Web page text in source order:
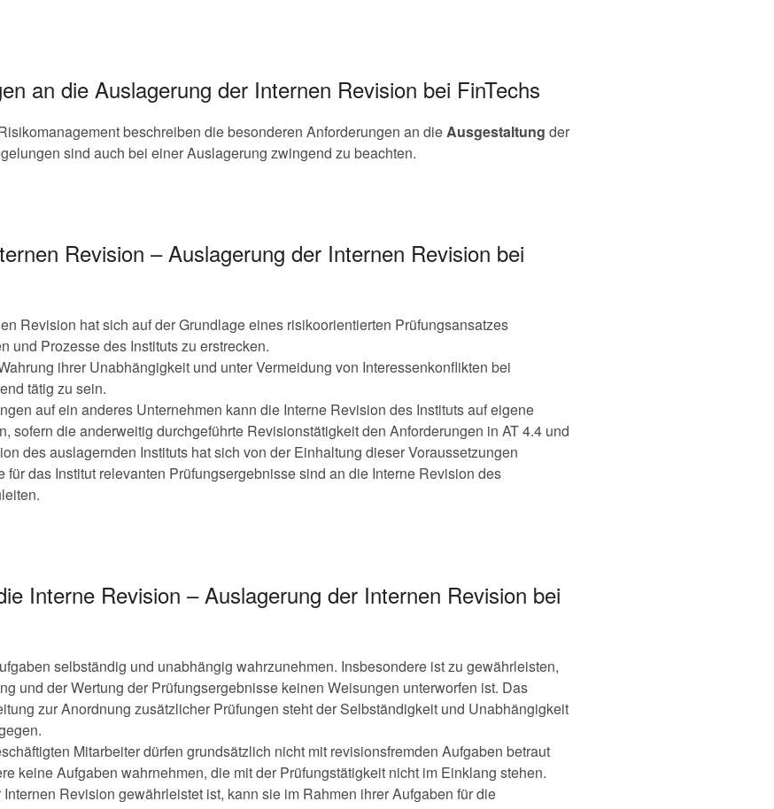
an die Auslagerung der Internen Revision bei FinTechs
beschreiben die besonderen Anforderungen an dieAusgestaltung der
sind auch bei einer Auslagerung zwingend zu beachten.
Revision – Auslagerung der Internen Revision bei
Revision hat sich auf der Grundlage eines risikoorientierten Prüfungsansatzes
und Prozesse des Instituts zu erstrecken.
ihrer Unabhängigkeit und unter Vermeidung von Interessenkonflikten bei
tätig zu sein.
auf ein anderes Unternehmen kann die Interne Revision des Instituts auf eigene
sofern die anderweitig durchgeführte Revisionstätigkeit den Anforderungen in AT 4.4 und
des auslagernden Instituts hat sich von der Einhaltung dieser Voraussetzungen
das Institut relevanten Prüfungsergebnisse sind an die Interne Revision des
Interne Revision – Auslagerung der Internen Revision bei
selbständig und unabhängig wahrzunehmen. Insbesondere ist zu gewährleisten,
und der Wertung der Prüfungsergebnisse keinen Weisungen unterworfen ist. Das
zur Anordnung zusätzlicher Prüfungen steht der Selbständigkeit und Unabhängigkeit
Mitarbeiter dürfen grundsätzlich nicht mit revisionsfremden Aufgaben betraut
keine Aufgaben wahrnehmen, die mit der Prüfungstätigkeit nicht im Einklang stehen.
Revision gewährleistet ist, kann sie im Rahmen ihrer Aufgaben für die